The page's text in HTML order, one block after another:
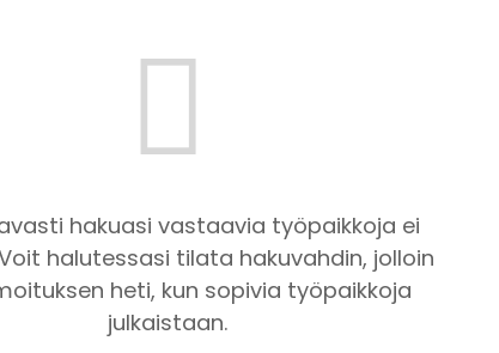
hakuasi vastaavia työpaikkoja ei
halutessasi tilata hakuvahdin, jolloin
heti, kun sopivia työpaikkoja
julkaistaan.